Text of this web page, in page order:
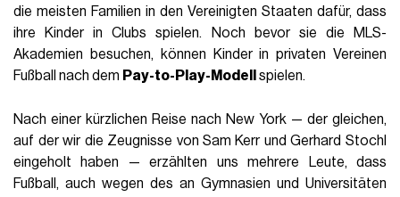
die meisten Familien in den Vereinigten Staaten dafür, dass
ihre Kinder in Clubs spielen. Noch bevor sie die MLS-
Akademien besuchen, können Kinder in privaten Vereinen
Fußball nach dem Pay-to-Play-Modell spielen.
Nach einer kürzlichen Reise nach New York — der gleichen,
auf der wir die Zeugnisse von Sam Kerr und Gerhard Stochl
eingeholt haben — erzählten uns mehrere Leute, dass
Fußball, auch wegen des an Gymnasien und Universitäten